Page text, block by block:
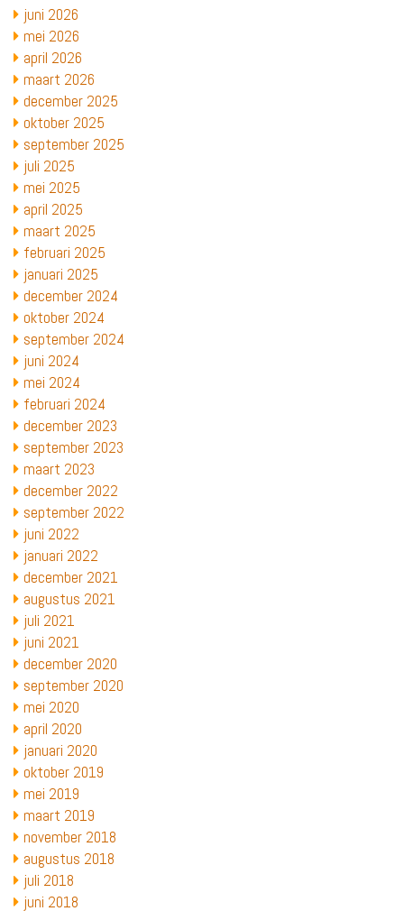
juni 2026
mei 2026
april 2026
maart 2026
december 2025
oktober 2025
september 2025
juli 2025
mei 2025
april 2025
maart 2025
februari 2025
januari 2025
december 2024
oktober 2024
september 2024
juni 2024
mei 2024
februari 2024
december 2023
september 2023
maart 2023
december 2022
september 2022
juni 2022
januari 2022
december 2021
augustus 2021
juli 2021
juni 2021
december 2020
september 2020
mei 2020
april 2020
januari 2020
oktober 2019
mei 2019
maart 2019
november 2018
augustus 2018
juli 2018
juni 2018